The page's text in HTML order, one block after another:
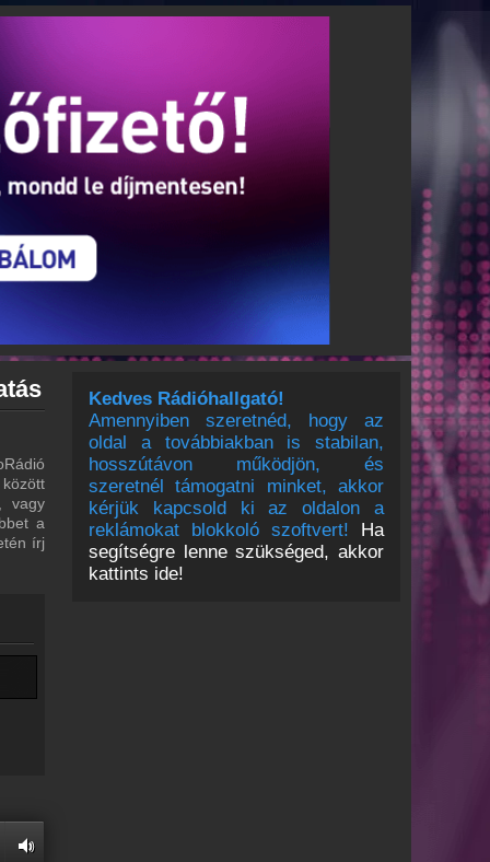
Kedves Rádióhallgató!
Amennyiben szeretnéd, hogy az
oldal a továbbiakban is stabilan,
hosszútávon működjön, és
szeretnél támogatni minket, akkor
kérjük kapcsold ki az oldalon a
reklámokat blokkoló szoftvert!
Ha
segítségre lenne szükséged, akkor
kattints ide!
vagy
a
írj